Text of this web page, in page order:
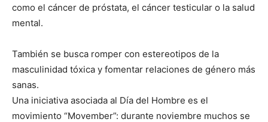
como el cáncer de próstata, el cáncer testicular o la salud
mental.
También se busca romper con estereotipos de la
masculinidad tóxica y fomentar relaciones de género más
sanas.
Una iniciativa asociada al Día del Hombre es el
movimiento “Movember”: durante noviembre muchos se